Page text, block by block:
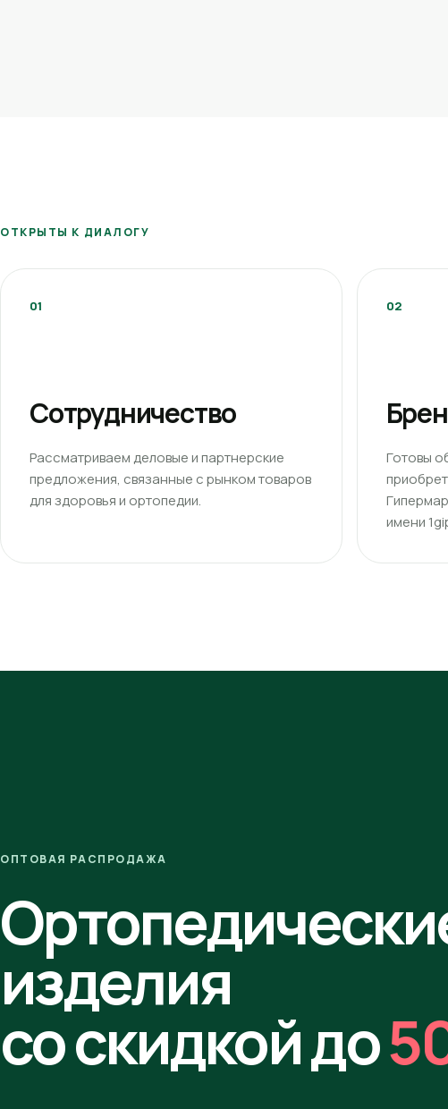
ОТКРЫТЫ К ДИАЛОГУ
01
Сотрудничество
Рассматриваем деловые и партнерские
предложения, связанные с рынком товаров
для здоровья и ортопедии.
02
Готовы
имени
ОПТОВАЯ РАСПРОДАЖА
изделия
со скидкой до